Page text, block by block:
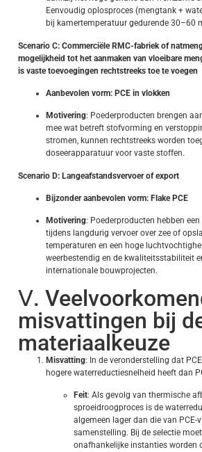
Eenvoudig oplosproces (mengtank +
bij kamertemperatuur gedurende 30–60
Scenario C: Commerciële RMC-fabriek of
mogelijkheid tot het aanmaken van vloeibare
is vaste toevoegingen rechtstreeks toe te voegen
Aanbevolen vorm: PCE in vlokken
Motivering: Poederproducten brengen
mee wat betreft stofvorming en
stromen, kunnen rechtstreeks worden
doseerapparatuur voor vaste stoffen.
Scenario D: Langeafstandsvervoer of export
Bijzonder aanbevolen vorm: Flake PCE
Motivering: Poederproducten hebben
tijdens langdurig vervoer over zee of
temperaturen en een hoge
weerbestendig en de kwaliteitsstabiliteit
internationale bouwprojecten.
Ⅴ.
misvattingen bij
materiaalkeuze
Misvatting: In de veronderstelling dat
hogere waterreductiesnelheid heeft dan
Feit: Als gevolg van thermische
sproeidroogproces is de
algemeen lager dan die van PCE-
samenstelling. Bij de selectie
onafhankelijke instanties worden